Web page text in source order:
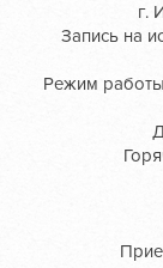
г.
Запись на
Режим